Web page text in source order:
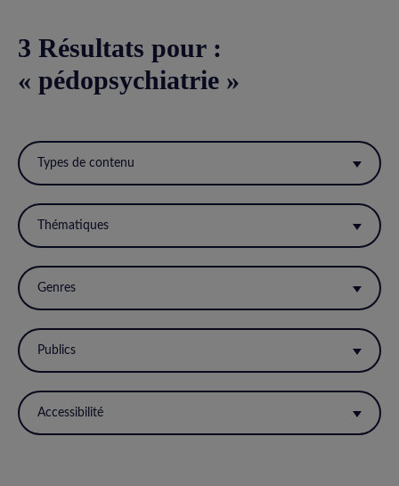
3 Résultats pour :
« pédopsychiatrie »
ces
filtres
pour
réactualiser
la
page.
Types de contenu
Thématiques
Genres
Publics
Accessibilité